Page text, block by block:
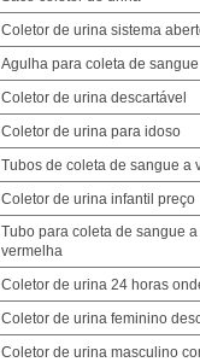
Coletor de urina sistema
Agulha para coleta de sangue
Coletor de urina descartável
Coletor de urina para idoso
Tubos de coleta de sangue a
Coletor de urina infantil preço
Tubo para coleta de sangue
vermelha
Coletor de urina 24 horas
Coletor de urina feminino
Coletor de urina masculino